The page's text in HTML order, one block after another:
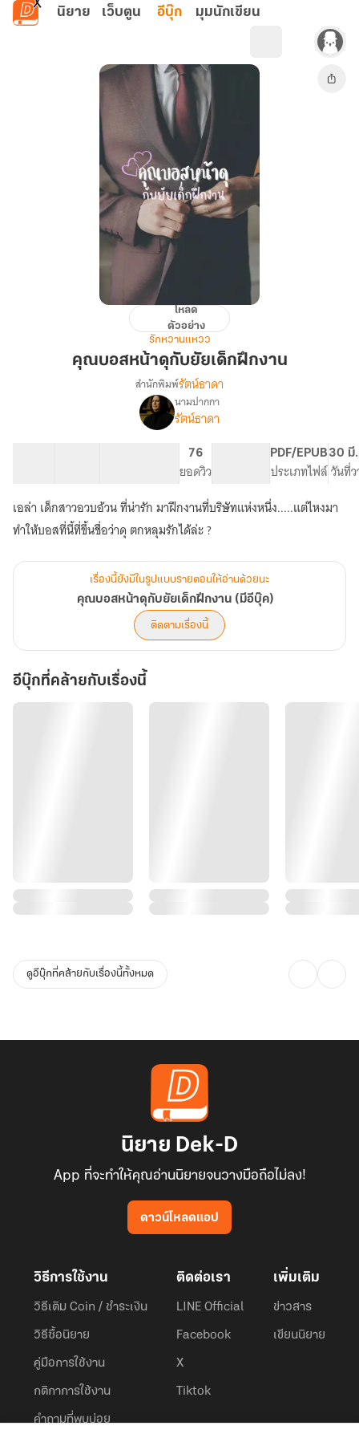
ข้ามไปยังเนื้อหาหลัก
นิยาย เว็บตูน อีบุ๊ก มุมนักเขียน
หน้า
โหลด
ตัวอย่าง
รักหวานแหวว
คุณบอสหน้าดุกับยัยเด็กฝึกงาน
เรื่อง
คุณ
บอส
หน้า
ดุ
กับ
ยัย
เด็ก
ฝึกงาน
อี
บุ๊ค)
สำนักพิมพ์รัตน์ธาดา
นามปากกา
รัตน์ธาดา
76
ยอดวิว
PDF/EPUB
ประเภทไฟล์
30 มี
วันที่
เอล่า เด็กสาวอวบอ้วน ที่น่ารัก มาฝึกงานที่บริษัทแห่งหนึ่ง.....แต่ไหงมา
ทำให้บอสที่นี้ที่ขึ้นชื่อว่าดุ ตกหลุมรักได้ล่ะ ?
เรื่องนี้ยังมีในรูปแบบรายตอนให้อ่านด้วยนะ
คุณบอสหน้าดุกับยัยเด็กฝึกงาน (มีอีบุ๊ค)
ติดตามเรื่องนี้
อีบุ๊กที่คล้ายกับเรื่องนี้
ดูอีบุ๊กที่คล้ายกับเรื่องนี้ทั้งหมด
นิยาย Dek-D
App ที่จะทำให้คุณอ่านนิยายจนวางมือถือไม่ลง!
ดาวน์โหลดแอป
วิธีการใช้งาน
วิธีเติม Coin / ชำระเงิน
วิธีซื้อนิยาย
คู่มือการใช้งาน
กติกาการใช้งาน
คำถามที่พบบ่อย
ติดต่อเรา
LINE Official
Facebook
X
Tiktok
เพิ่มเติม
ข่าวสาร
เขียนนิยาย